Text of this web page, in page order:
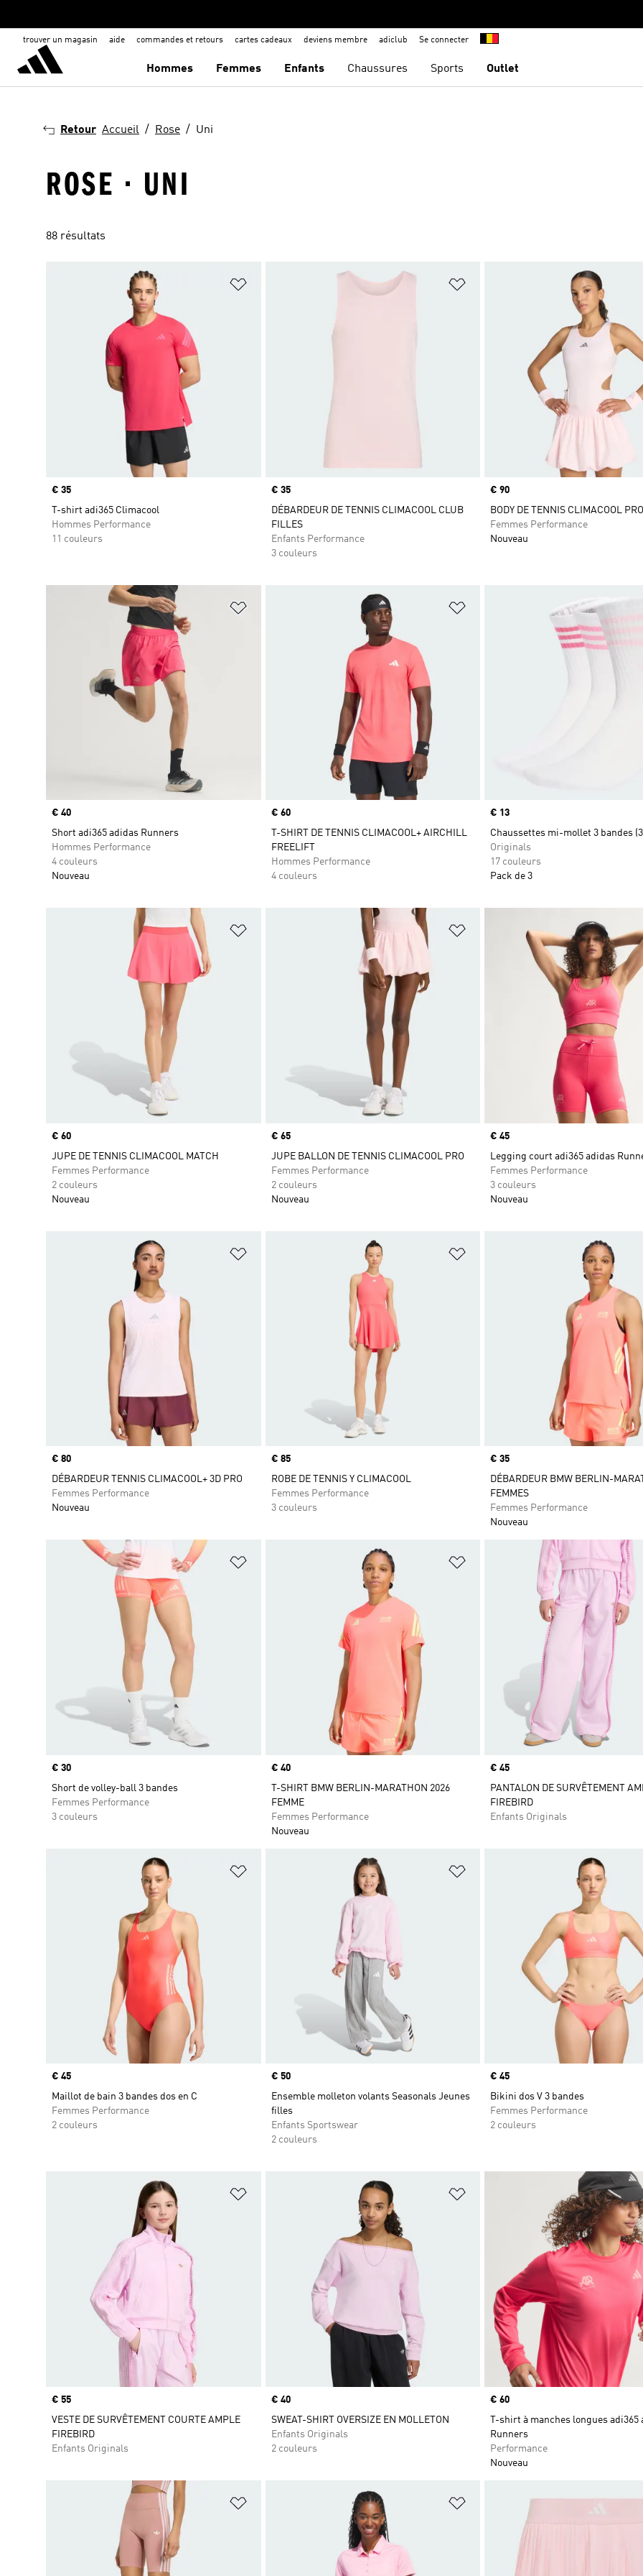
trouver un magasin aide commandes et retours cartes cadeaux deviens membre adiclub Se connecter
Hommes Femmes Enfants Chaussures Sports Outlet
Retour Accueil Rose Uni
ROSE · UNI
88 résultats
Ajouter à la Liste de produits favoris
Prix
€ 35
T-shirt adi365 Climacool
Hommes Performance
11 couleurs
Ajouter à la Liste de produits
Prix
€ 35
DÉBARDEUR DE TENNIS CLIMACOOL CLUB
FILLES
Enfants Performance
3 couleurs
Prix
€ 90
BODY DE TENNIS CLIMACOOL PRO
Femmes Performance
Nouveau
Ajouter à la Liste de produits favoris
Prix
€ 40
Short adi365 adidas Runners
Hommes Performance
4 couleurs
Nouveau
Ajouter à la Liste de produits
Prix
€ 60
T-SHIRT DE TENNIS CLIMACOOL+ AIRCHILL
FREELIFT
Hommes Performance
4 couleurs
Prix
€ 13
Chaussettes mi-mollet 3 bandes
Originals
17 couleurs
Pack de 3
Ajouter à la Liste de produits favoris
Prix
€ 60
JUPE DE TENNIS CLIMACOOL MATCH
Femmes Performance
2 couleurs
Nouveau
Ajouter à la Liste de produits
Prix
€ 65
JUPE BALLON DE TENNIS CLIMACOOL PRO
Femmes Performance
2 couleurs
Nouveau
Prix
€ 45
Legging court adi365 adidas
Femmes Performance
3 couleurs
Nouveau
Ajouter à la Liste de produits favoris
Prix
€ 80
DÉBARDEUR TENNIS CLIMACOOL+ 3D PRO
Femmes Performance
Nouveau
Ajouter à la Liste de produits
Prix
€ 85
ROBE DE TENNIS Y CLIMACOOL
Femmes Performance
3 couleurs
Prix
€ 35
DÉBARDEUR BMW BERLIN-
FEMMES
Femmes Performance
Nouveau
Ajouter à la Liste de produits favoris
Prix
€ 30
Short de volley-ball 3 bandes
Femmes Performance
3 couleurs
Ajouter à la Liste de produits
Prix
€ 40
T-SHIRT BMW BERLIN-MARATHON 2026
FEMME
Femmes Performance
Nouveau
Prix
€ 45
PANTALON DE SURVÊTEMENT
FIREBIRD
Enfants Originals
Ajouter à la Liste de produits favoris
Prix
€ 45
Maillot de bain 3 bandes dos en C
Femmes Performance
2 couleurs
Ajouter à la Liste de produits
Prix
€ 50
Ensemble molleton volants Seasonals Jeunes
filles
Enfants Sportswear
2 couleurs
Prix
€ 45
Bikini dos V 3 bandes
Femmes Performance
2 couleurs
Ajouter à la Liste de produits favoris
Prix
€ 55
VESTE DE SURVÊTEMENT COURTE AMPLE
FIREBIRD
Enfants Originals
Ajouter à la Liste de produits
Prix
€ 40
SWEAT-SHIRT OVERSIZE EN MOLLETON
Enfants Originals
2 couleurs
Prix
€ 60
T-shirt à manches longues adi365
Runners
Performance
Nouveau
Ajouter à la Liste de produits favoris Ajouter à la Liste de produits